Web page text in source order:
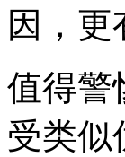
因，
值得警
受类似